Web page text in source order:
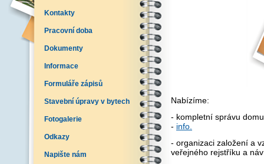
Kontakty
Pracovní doba
Dokumenty
Informace
Formuláře zápisů
Stavební úpravy v bytech
Fotogalerie
Odkazy
Napište nám
Nabízíme:
- kompletní správu
- info.
- organizaci založení a
veřejného rejstříku a